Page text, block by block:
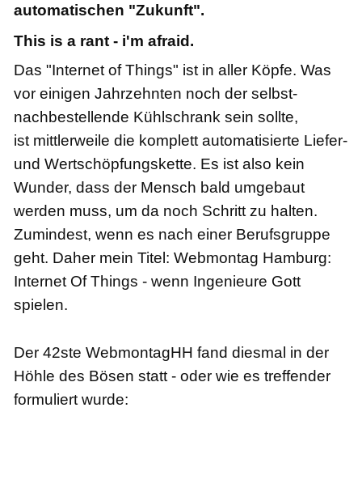
automatischen "Zukunft".
This is a rant - i'm afraid.
Das "Internet of Things" ist in aller Köpfe. Was
vor einigen Jahrzehnten noch der selbst-
nachbestellende Kühlschrank sein sollte,
ist mittlerweile die komplett automatisierte Liefer-
und Wertschöpfungskette. Es ist also kein
Wunder, dass der Mensch bald umgebaut
werden muss, um da noch Schritt zu halten.
Zumindest, wenn es nach einer Berufsgruppe
geht. Daher mein Titel: Webmontag Hamburg:
Internet Of Things - wenn Ingenieure Gott
spielen.
Der 42ste WebmontagHH fand diesmal in der
Höhle des Bösen statt - oder wie es treffender
formuliert wurde: